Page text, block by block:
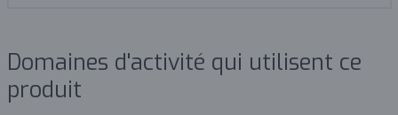
Domaines d'activité qui utilisent ce
produit